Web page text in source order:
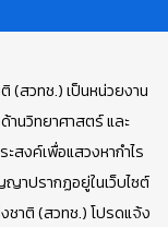
(สวทช.) เป็นหน่วยงาน
นวิทยาศาสตร์ และ
สงค์เพื่อแสวงหากำไร
าปรากฏอยู่ในเว็บไซต์
ชาติ (สวทช.) โปรดแจ้ง